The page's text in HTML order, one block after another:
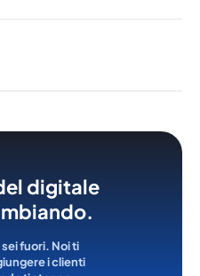
digitale
fuori. Noi ti
i clienti